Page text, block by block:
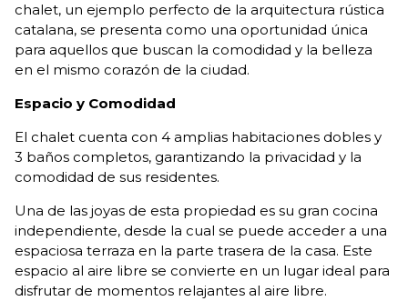
chalet, un ejemplo perfecto de la arquitectura rústica
catalana, se presenta como una oportunidad única
para aquellos que buscan la comodidad y la belleza
en el mismo corazón de la ciudad.
Espacio y Comodidad
El chalet cuenta con 4 amplias habitaciones dobles y
3 baños completos, garantizando la privacidad y la
comodidad de sus residentes.
Una de las joyas de esta propiedad es su gran cocina
independiente, desde la cual se puede acceder a una
espaciosa terraza en la parte trasera de la casa. Este
espacio al aire libre se convierte en un lugar ideal para
disfrutar de momentos relajantes al aire libre.